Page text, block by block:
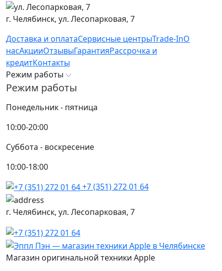
г. Челябинск, ул. Лесопарковая, 7
Доставка и оплатаСервисные центрыTrade-InО
насАкцииОтзывыГарантияРассрочка и
кредитКонтакты
Режим работы
Режим работы
Понедельник - пятница
10:00-20:00
Суббота - воскресение
10:00-18:00
+7 (351) 272 01 64
г. Челябинск, ул. Лесопарковая, 7
Магазин оригинальной техники Apple